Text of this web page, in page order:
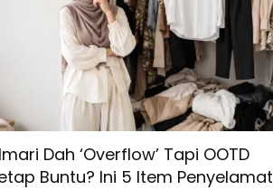
Dah ‘Overflow’ Tapi OOTD
Buntu? Ini 5 Item Penyelamat